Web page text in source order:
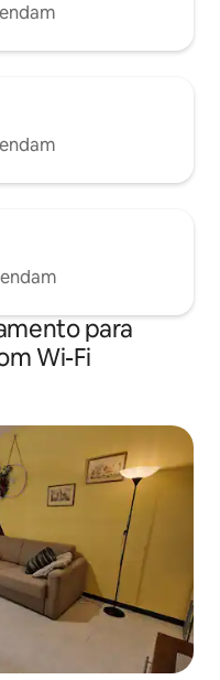
para
Wi-Fi